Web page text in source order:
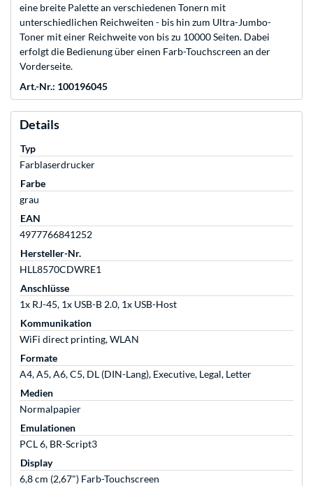
eine breite Palette an verschiedenen Tonern mit
unterschiedlichen Reichweiten - bis hin zum Ultra-Jumbo-
Toner mit einer Reichweite von bis zu 10000 Seiten. Dabei
erfolgt die Bedienung über einen Farb-Touchscreen an der
Vorderseite.
Art.-Nr.: 100196045
Details
Typ
Farblaserdrucker
Farbe
grau
EAN
4977766841252
Hersteller-Nr.
HLL8570CDWRE1
Anschlüsse
1x RJ-45, 1x USB-B 2.0, 1x USB-Host
Kommunikation
WiFi direct printing, WLAN
Formate
A4, A5, A6, C5, DL (DIN-Lang), Executive, Legal, Letter
Medien
Normalpapier
Emulationen
PCL 6, BR-Script3
Display
6,8 cm (2,67") Farb-Touchscreen